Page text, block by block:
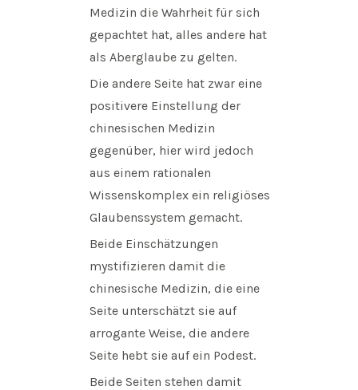
Medizin die Wahrheit für sich
gepachtet hat, alles andere hat
als Aberglaube zu gelten.
Die andere Seite hat zwar eine
positivere Einstellung der
chinesischen Medizin
gegenüber, hier wird jedoch
aus einem rationalen
Wissenskomplex ein religiöses
Glaubenssystem gemacht.
Beide Einschätzungen
mystifizieren damit die
chinesische Medizin, die eine
Seite unterschätzt sie auf
arrogante Weise, die andere
Seite hebt sie auf ein Podest.
Beide Seiten stehen damit